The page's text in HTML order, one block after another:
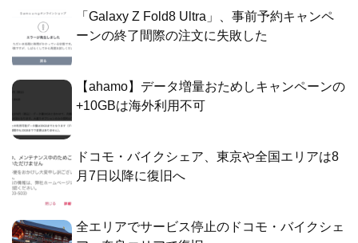
「Galaxy Z Fold8 Ultra」、事前予約キャンペ
ーンの終了間際の注文に失敗した
【ahamo】データ増量おためしキャンペーンの
+10GBは海外利用不可
ドコモ・バイクシェア、東京や全国エリアは8
月7日以降に復旧へ
全エリアでサービス停止のドコモ・バイクシェ